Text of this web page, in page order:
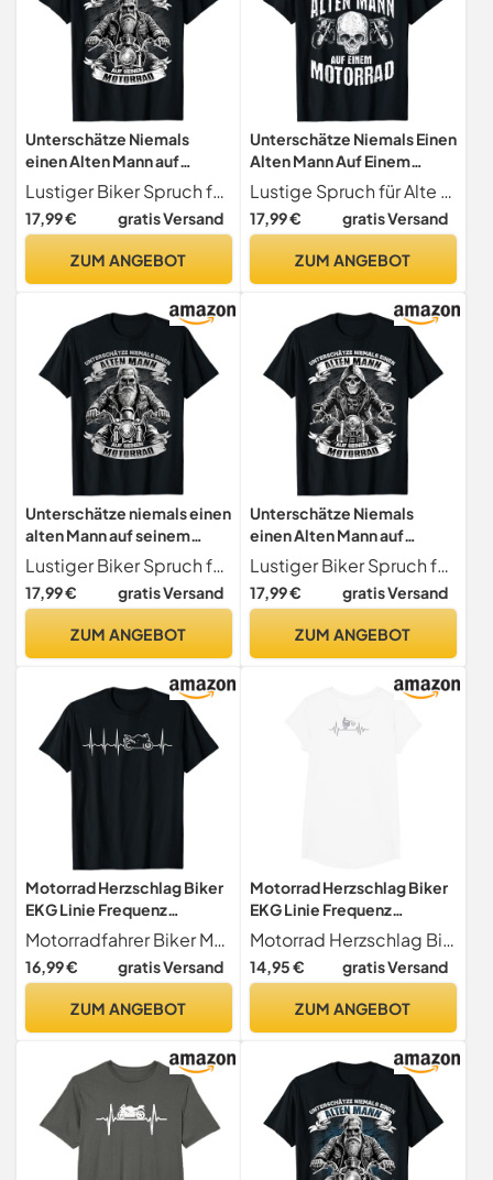
Unterschätze Niemals
einen Alten Mann auf
seinem Motorrad T-Shirt
Lustiger Biker Spruch für den alten Mann
17,99 € gratis Versand
ZUM ANGEBOT
Unterschätze Niemals Einen
Alten Mann Auf Einem
Motorrad T-Shirt
Lustige Spruch für Alte Männer und Opas "Unterschätze Niemals Einen Alten Mann Auf Einem Motorrad" Geschenkidee für Motorradfahrer und Alte Biker
17,99 € gratis Versand
ZUM ANGEBOT
Unterschätze niemals einen
alten Mann auf seinem
Motorrad T-Shirt
Lustiger Biker Spruch für den alten Mann
17,99 € gratis Versand
ZUM ANGEBOT
Unterschätze Niemals
einen Alten Mann auf
seinem Motorrad T-Shirt
Lustiger Biker Spruch für den alten Mann
17,99 € gratis Versand
ZUM ANGEBOT
Motorrad Herzschlag Biker
EKG Linie Frequenz
Motorradfahrer T-Shirt
Motorradfahrer Biker Motorrad Spruch T-Shirts
16,99 € gratis Versand
ZUM ANGEBOT
Motorrad Herzschlag Biker
EKG Linie Frequenz
Motorradfahrer T-Shirt
Motorrad Herzschlag Biker EKG Linie Motorradfahrer
14,95 € gratis Versand
ZUM ANGEBOT